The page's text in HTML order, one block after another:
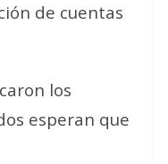
de cuentas
los
esperan que